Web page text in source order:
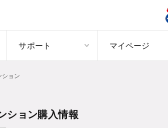
サポート マイページ
ョン
ション購入情報